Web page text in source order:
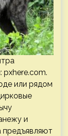
pxhere.com.
или рядом
и
предъявляют